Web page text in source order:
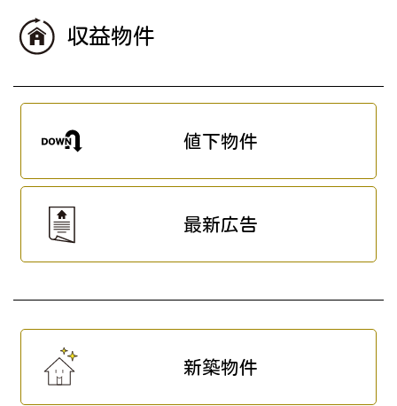
収益物件
値下物件
最新広告
新築物件